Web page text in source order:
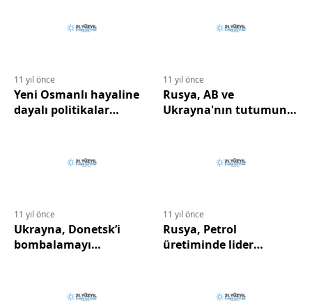
11 yıl önce
Yeni Osmanlı hayaline
dayalı politikalar
11 yıl önce
Rusya, AB ve
Ukrayna'nın tutumuna
11 yıl önce
Ukrayna, Donetsk’i
bombalamayı
11 yıl önce
Rusya, Petrol
üretiminde lider